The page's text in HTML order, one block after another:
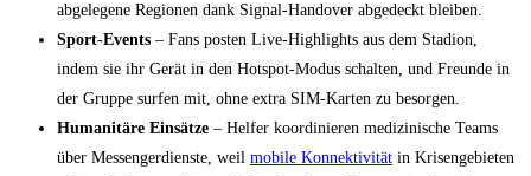
abgelegene Regionen dank Signal‑Handover abgedeckt bleiben.
Sport‑Events – Fans posten Live‑Highlights aus dem Stadion,
indem sie ihr Gerät in den Hotspot‑Modus schalten, und Freunde in
der Gruppe surfen mit, ohne extra SIM‑Karten zu besorgen.
Humanitäre Einsätze – Helfer koordinieren medizinische Teams
über Messengerdienste, weil mobile Konnektivität in Krisengebieten